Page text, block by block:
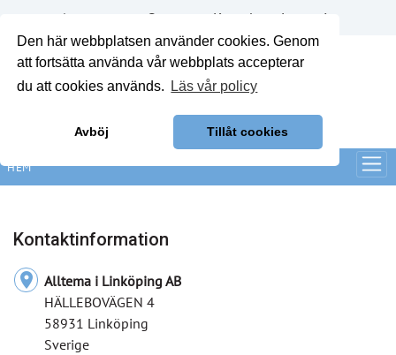
Den här webbplatsen använder cookies. Genom
att fortsätta använda vår webbplats accepterar
du att cookies används.
Läs vår policy
Avböj Tillåt cookies
Annonsera Om oss Kontakt Logga in
HEM
Kontaktinformation
location_on Alltema i Linköping AB
HÄLLEBOVÄGEN 4
58931 Linköping
Sverige